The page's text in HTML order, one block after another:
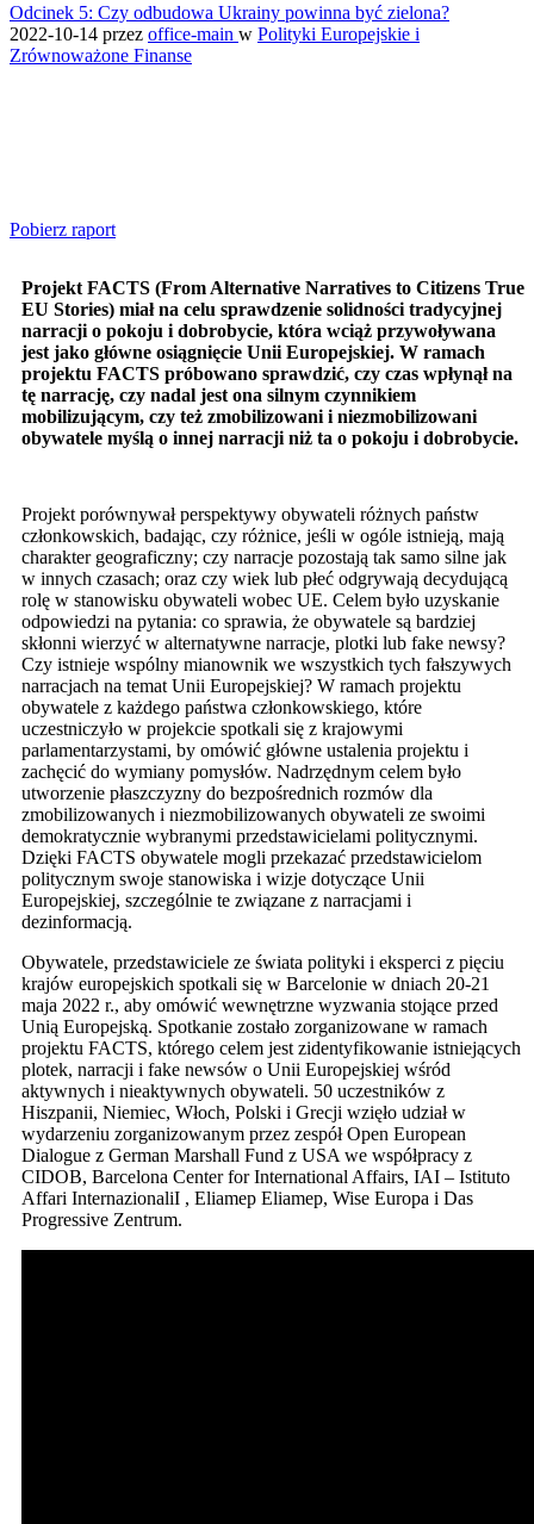
Odcinek 5: Czy odbudowa Ukrainy powinna być zielona?
2022-10-14 przez office-main w Polityki Europejskie i
Zrównoważone Finanse
Pobierz raport
Projekt FACTS (From Alternative Narratives to Citizens True
EU Stories) miał na celu sprawdzenie solidności tradycyjnej
narracji o pokoju i dobrobycie, która wciąż przywoływana
jest jako główne osiągnięcie Unii Europejskiej. W ramach
projektu FACTS próbowano sprawdzić, czy czas wpłynął na
tę narrację, czy nadal jest ona silnym czynnikiem
mobilizującym, czy też zmobilizowani i niezmobilizowani
obywatele myślą o innej narracji niż ta o pokoju i dobrobycie.
Projekt porównywał perspektywy obywateli różnych państw
członkowskich, badając, czy różnice, jeśli w ogóle istnieją, mają
charakter geograficzny; czy narracje pozostają tak samo silne jak
w innych czasach; oraz czy wiek lub płeć odgrywają decydującą
rolę w stanowisku obywateli wobec UE. Celem było uzyskanie
odpowiedzi na pytania: co sprawia, że obywatele są bardziej
skłonni wierzyć w alternatywne narracje, plotki lub fake newsy?
Czy istnieje wspólny mianownik we wszystkich tych fałszywych
narracjach na temat Unii Europejskiej? W ramach projektu
obywatele z każdego państwa członkowskiego, które
uczestniczyło w projekcie spotkali się z krajowymi
parlamentarzystami, by omówić główne ustalenia projektu i
zachęcić do wymiany pomysłów. Nadrzędnym celem było
utworzenie płaszczyzny do bezpośrednich rozmów dla
zmobilizowanych i niezmobilizowanych obywateli ze swoimi
demokratycznie wybranymi przedstawicielami politycznymi.
Dzięki FACTS obywatele mogli przekazać przedstawicielom
politycznym swoje stanowiska i wizje dotyczące Unii
Europejskiej, szczególnie te związane z narracjami i
dezinformacją.
Obywatele, przedstawiciele ze świata polityki i eksperci z pięciu
krajów europejskich spotkali się w Barcelonie w dniach 20-21
maja 2022 r., aby omówić wewnętrzne wyzwania stojące przed
Unią Europejską. Spotkanie zostało zorganizowane w ramach
projektu FACTS, którego celem jest zidentyfikowanie istniejących
plotek, narracji i fake newsów o Unii Europejskiej wśród
aktywnych i nieaktywnych obywateli. 50 uczestników z
Hiszpanii, Niemiec, Włoch, Polski i Grecji wzięło udział w
wydarzeniu zorganizowanym przez zespół Open European
Dialogue z German Marshall Fund z USA we współpracy z
CIDOB, Barcelona Center for International Affairs, IAI – Istituto
Affari InternazionaliI , Eliamep Eliamep, Wise Europa i Das
Progressive Zentrum.